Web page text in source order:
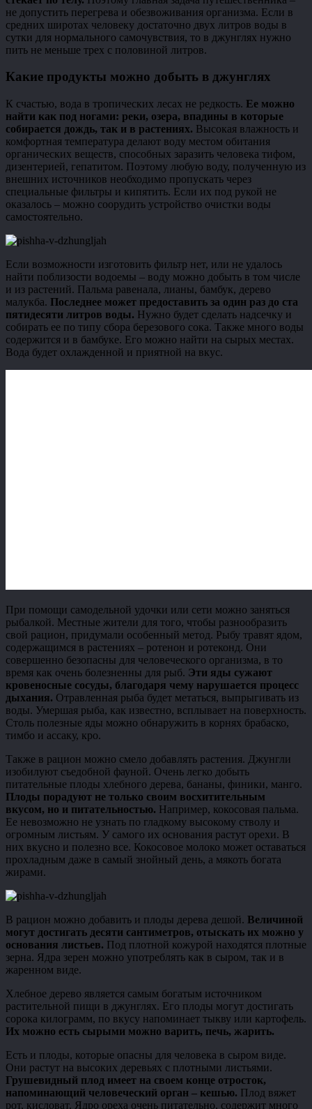
не допустить перегрева и обезвоживания организма. Если в
средних широтах человеку достаточно двух литров воды в
сутки для нормального самочувствия, то в джунглях нужно
пить не меньше трех с половиной литров.
Какие продукты можно добыть в джунглях
К счастью, вода в тропических лесах не редкость. Ее можно
найти как под ногами: реки, озера, впадины в которые
собирается дождь, так и в растениях. Высокая влажность и
комфортная температура делают воду местом обитания
органических веществ, способных заразить человека тифом,
дизентерией, гепатитом. Поэтому любую воду, полученную из
внешних источников необходимо пропускать через
специальные фильтры и кипятить. Если их под рукой не
оказалось – можно соорудить устройство очистки воды
самостоятельно.
Если возможности изготовить фильтр нет, или не удалось
найти поблизости водоемы – воду можно добыть в том числе
и из растений. Пальма равенала, лианы, бамбук, дерево
малукба. Последнее может предоставить за один раз до ста
пятидесяти литров воды. Нужно будет сделать надсечку и
собирать ее по типу сбора березового сока. Также много воды
содержится и в бамбуке. Его можно найти на сырых местах.
Вода будет охлажденной и приятной на вкус.
При помощи самодельной удочки или сети можно заняться
рыбалкой. Местные жители для того, чтобы разнообразить
свой рацион, придумали особенный метод. Рыбу травят ядом,
содержащимся в растениях – ротенон и ротеконд. Они
совершенно безопасны для человеческого организма, в то
время как очень болезненны для рыб. Эти яды сужают
кровеносные сосуды, благодаря чему нарушается процесс
дыхания. Отравленная рыба будет метаться, выпрыгивать из
воды. Умершая рыба, как известно, всплывает на поверхность.
Столь полезные яды можно обнаружить в корнях брабаско,
тимбо и ассаку, кро.
Также в рацион можно смело добавлять растения. Джунгли
изобилуют съедобной фауной. Очень легко добыть
питательные плоды хлебного дерева, бананы, финики, манго.
Плоды порадуют не только своим восхитительным
вкусом, но и питательностью. Например, кокосовая пальма.
Ее невозможно не узнать по гладкому высокому стволу и
огромным листьям. У самого их основания растут орехи. В
них вкусно и полезно все. Кокосовое молоко может оставаться
прохладным даже в самый знойный день, а мякоть богата
жирами.
В рацион можно добавить и плоды дерева дешой. Величиной
могут достигать десяти сантиметров, отыскать их можно у
основания листьев. Под плотной кожурой находятся плотные
зерна. Ядра зерен можно употреблять как в сыром, так и в
жаренном виде.
Хлебное дерево является самым богатым источником
растительной пищи в джунглях. Его плоды могут достигать
сорока килограмм, по вкусу напоминает тыкву или картофель.
Их можно есть сырыми можно варить, печь, жарить.
Есть и плоды, которые опасны для человека в сыром виде.
Они растут на высоких деревьях с плотными листьями.
Грушевидный плод имеет на своем конце отросток,
напоминающий человеческий орган – кешью. Плод вяжет
рот, кисловат. Ядро ореха очень питательно, содержит много